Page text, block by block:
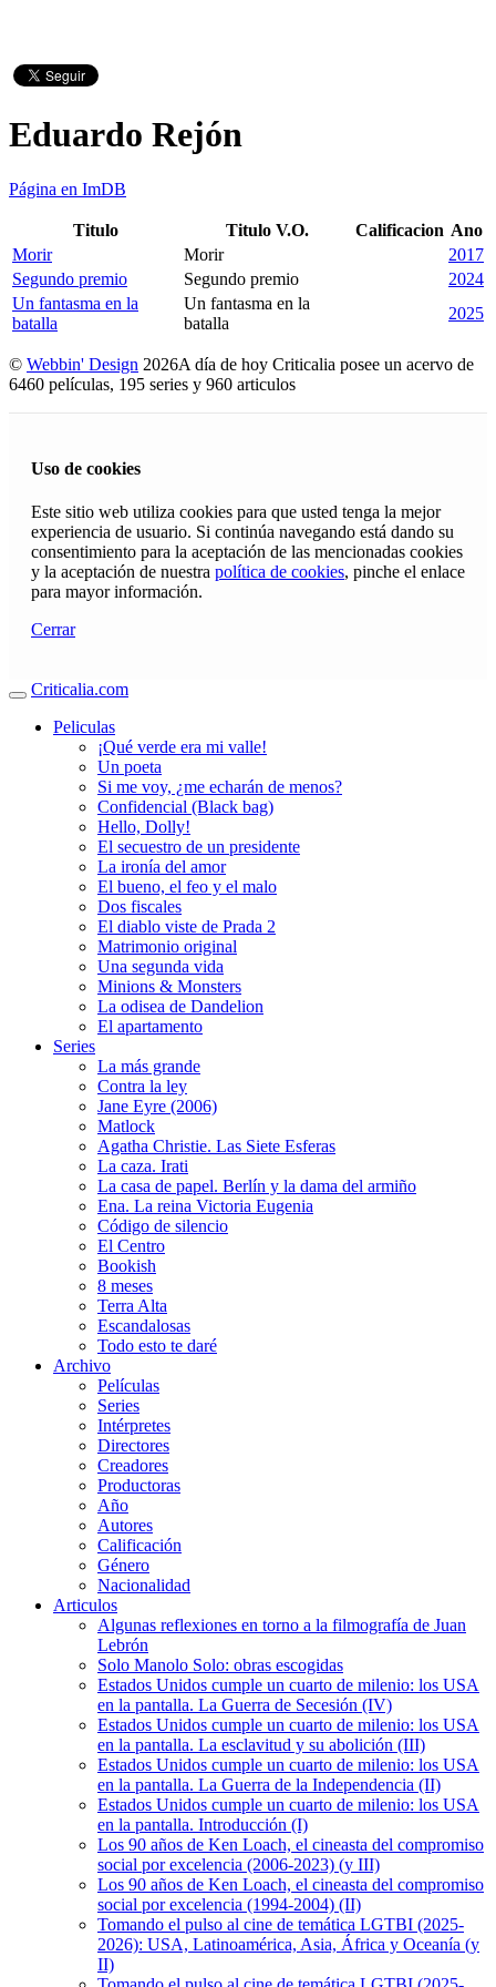
Eduardo Rejón
Página en ImDB
Titulo Titulo V.O. Calificacion Ano
Morir
Morir
2017
Segundo premio
Segundo premio
2024
Un fantasma en la
batalla
Un fantasma en la
batalla
2025
© Webbin' Design 2026A día de hoy Criticalia posee un acervo de
6460 películas, 195 series y 960 articulos
Uso de cookies
Este sitio web utiliza cookies para que usted tenga la mejor
experiencia de usuario. Si continúa navegando está dando su
consentimiento para la aceptación de las mencionadas cookies
y la aceptación de nuestra política de cookies, pinche el enlace
para mayor información.
Cerrar
Criticalia.com
Peliculas
¡Qué verde era mi valle!
Un poeta
Si me voy, ¿me echarán de menos?
Confidencial (Black bag)
Hello, Dolly!
El secuestro de un presidente
La ironía del amor
El bueno, el feo y el malo
Dos fiscales
El diablo viste de Prada 2
Matrimonio original
Una segunda vida
Minions & Monsters
La odisea de Dandelion
El apartamento
Series
La más grande
Contra la ley
Jane Eyre (2006)
Matlock
Agatha Christie. Las Siete Esferas
La caza. Irati
La casa de papel. Berlín y la dama del armiño
Ena. La reina Victoria Eugenia
Código de silencio
El Centro
Bookish
8 meses
Terra Alta
Escandalosas
Todo esto te daré
Archivo
Películas
Series
Intérpretes
Directores
Creadores
Productoras
Año
Autores
Calificación
Género
Nacionalidad
Articulos
Algunas reflexiones en torno a la filmografía de Juan
Lebrón
Solo Manolo Solo: obras escogidas
Estados Unidos cumple un cuarto de milenio: los USA
en la pantalla. La Guerra de Secesión (IV)
Estados Unidos cumple un cuarto de milenio: los USA
en la pantalla. La esclavitud y su abolición (III)
Estados Unidos cumple un cuarto de milenio: los USA
en la pantalla. La Guerra de la Independencia (II)
Estados Unidos cumple un cuarto de milenio: los USA
en la pantalla. Introducción (I)
Los 90 años de Ken Loach, el cineasta del compromiso
social por excelencia (2006-2023) (y III)
Los 90 años de Ken Loach, el cineasta del compromiso
social por excelencia (1994-2004) (II)
Tomando el pulso al cine de temática LGTBI (2025-
2026): USA, Latinoamérica, Asia, África y Oceanía (y
II)